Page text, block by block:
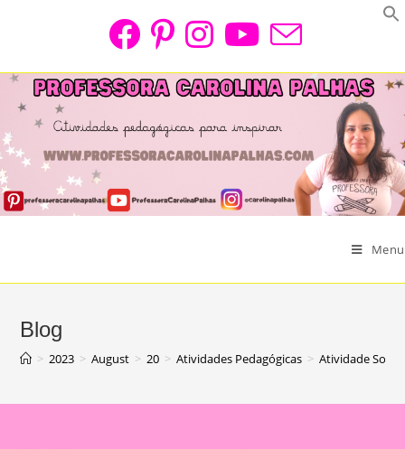
Menu
Blog
> 2023 > August > 20 > Atividades Pedagógicas > Atividade